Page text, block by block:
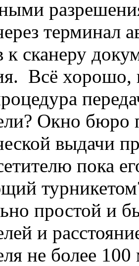
терминал
сканеру
Всё хорошо,
Окно бюро
выдачи
пока
простой и
и
не более 100